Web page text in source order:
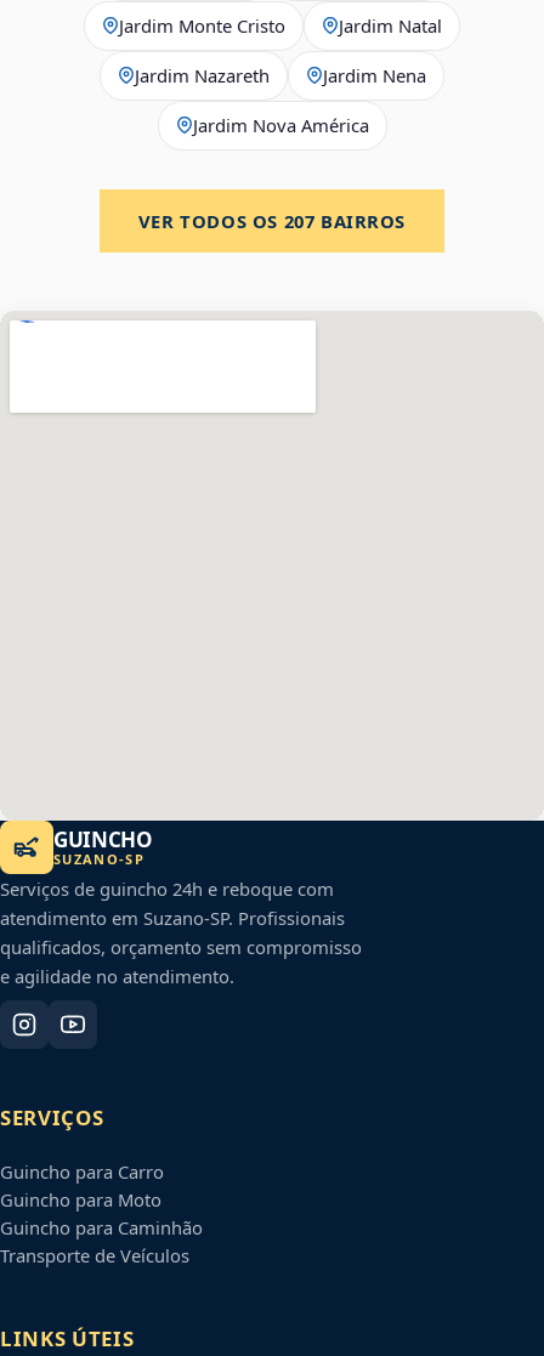
Jardim Monte Cristo Jardim Natal
Jardim Nazareth Jardim Nena
Jardim Nova América
VER TODOS OS 207 BAIRROS
GUINCHO
SUZANO-SP
Serviços de guincho 24h e reboque com
atendimento em Suzano-SP. Profissionais
qualificados, orçamento sem compromisso
e agilidade no atendimento.
SERVIÇOS
Guincho para Carro
Guincho para Moto
Guincho para Caminhão
Transporte de Veículos
LINKS ÚTEIS